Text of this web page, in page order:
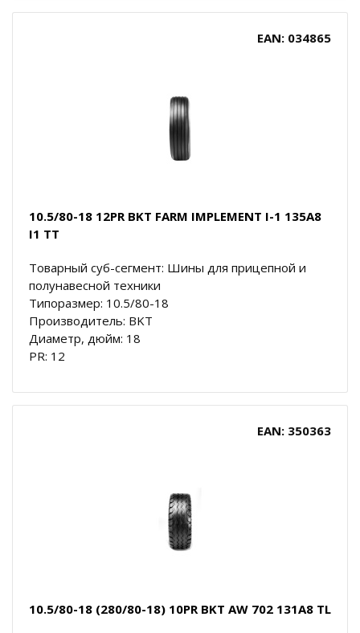
EAN: 034865
10.5/80-18 12PR BKT FARM IMPLEMENT I-1 135A8
I1 TT
Товарный суб-сегмент: Шины для прицепной и
полунавесной техники
Типоразмер: 10.5/80-18
Производитель: BKT
Диаметр, дюйм: 18
PR: 12
EAN: 350363
10.5/80-18 (280/80-18) 10PR BKT AW 702 131A8 TL